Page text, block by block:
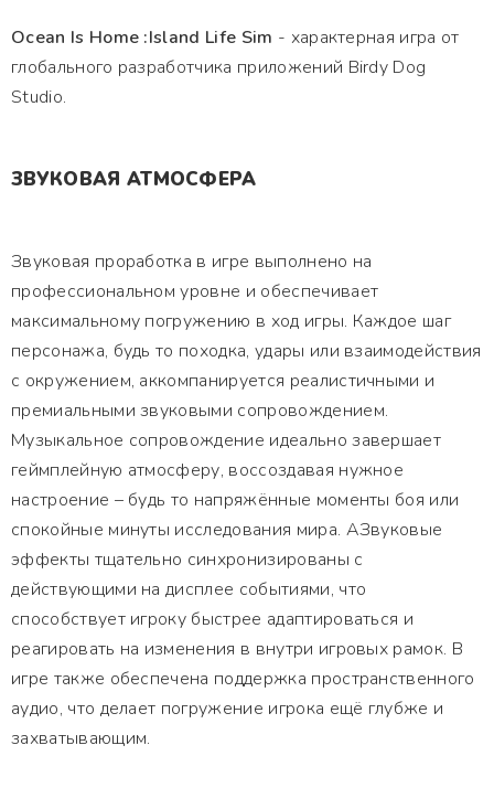
Ocean Is Home :Island Life Sim - характерная игра от
глобального разработчика приложений Birdy Dog
Studio.
ЗВУКОВАЯ АТМОСФЕРА
Звуковая проработка в игре выполнено на
профессиональном уровне и обеспечивает
максимальному погружению в ход игры. Каждое шаг
персонажа, будь то походка, удары или взаимодействия
с окружением, аккомпанируется реалистичными и
премиальными звуковыми сопровождением.
Музыкальное сопровождение идеально завершает
геймплейную атмосферу, воссоздавая нужное
настроение – будь то напряжённые моменты боя или
спокойные минуты исследования мира. АЗвуковые
эффекты тщательно синхронизированы с
действующими на дисплее событиями, что
способствует игроку быстрее адаптироваться и
реагировать на изменения в внутри игровых рамок. В
игре также обеспечена поддержка пространственного
аудио, что делает погружение игрока ещё глубже и
захватывающим.